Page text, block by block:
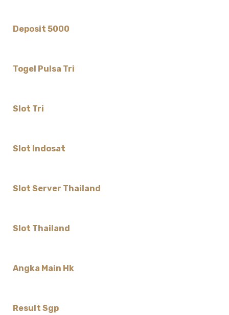
Deposit 5000
Togel Pulsa Tri
Slot Tri
Slot Indosat
Slot Server Thailand
Slot Thailand
Angka Main Hk
Result Sgp